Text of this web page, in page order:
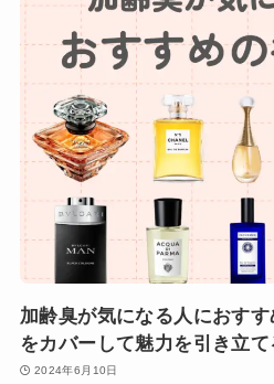
加齢臭が気になる人におす
をカバーして魅力を引き立て
2024年6月10日